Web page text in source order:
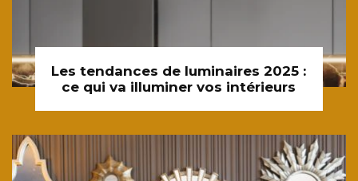
Les tendances de luminaires 2025 :
ce qui va illuminer vos intérieurs